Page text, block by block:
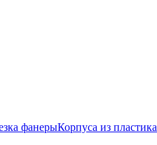
фанерыКорпуса из пластика